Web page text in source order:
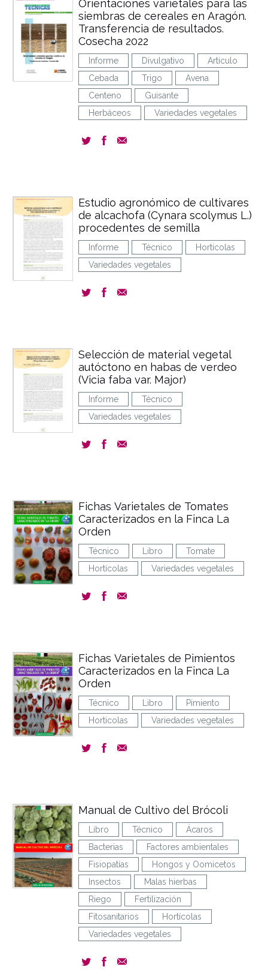
Orientaciones varietales para las
siembras de cereales en Aragón.
Transferencia de resultados.
Cosecha 2022
Informe Divulgativo
Artículo
Cebada
Trigo
Avena
Centeno
Guisante
Herbáceos
Variedades vegetales
Estudio agronómico de cultivares
de alcachofa (Cynara scolymus L.)
procedentes de semilla
Informe Técnico
Hortícolas
Variedades vegetales
Selección de material vegetal
autóctono en habas de verdeo
(Vicia faba var. Major)
Informe
Técnico
Variedades vegetales
Fichas Varietales de Tomates
Caracterizados en la Finca La
Orden
Técnico Libro
Tomate
Hortícolas
Variedades vegetales
Fichas Varietales de Pimientos
Caracterizados en la Finca La
Orden
Técnico Libro
Pimiento
Hortícolas
Variedades vegetales
Manual de Cultivo del Brócoli
Libro Técnico
Ácaros
Bacterias
Factores ambientales
Fisiopatías
Hongos y Oomicetos
Insectos
Malas hierbas
Riego
Fertilización
Fitosanitarios
Hortícolas
Variedades vegetales